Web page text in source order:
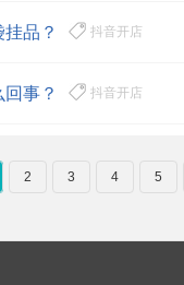
品？ 抖音开店
事？ 抖音开店
2 3 4 5